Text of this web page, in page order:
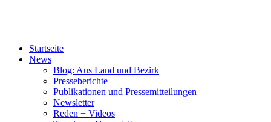
Startseite
News
Blog: Aus Land und Bezirk
Presseberichte
Publikationen und Pressemitteilungen
Newsletter
Reden + Videos